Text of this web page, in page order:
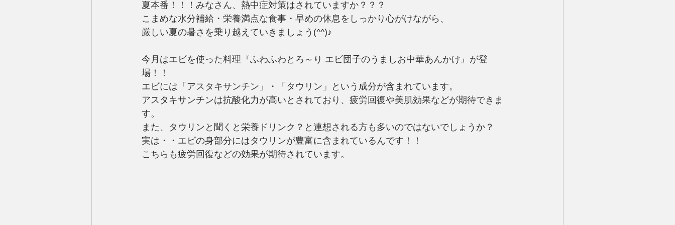
夏本番！！！みなさん、熱中症対策はされていますか？？？
こまめな水分補給・栄養満点な食事・早めの休息をしっかり心がけながら、
厳しい夏の暑さを乗り越えていきましょう(^^)♪
今月はエビを使った料理『ふわふわとろ～り エビ団子のうましお中華あんかけ』が登
場！！
エビには「アスタキサンチン」・「タウリン」という成分が含まれています。
アスタキサンチンは抗酸化力が高いとされており、疲労回復や美肌効果などが期待できま
す。
また、タウリンと聞くと栄養ドリンク？と連想される方も多いのではないでしょうか？
実は・・エビの身部分にはタウリンが豊富に含まれているんです！！
こちらも疲労回復などの効果が期待されています。